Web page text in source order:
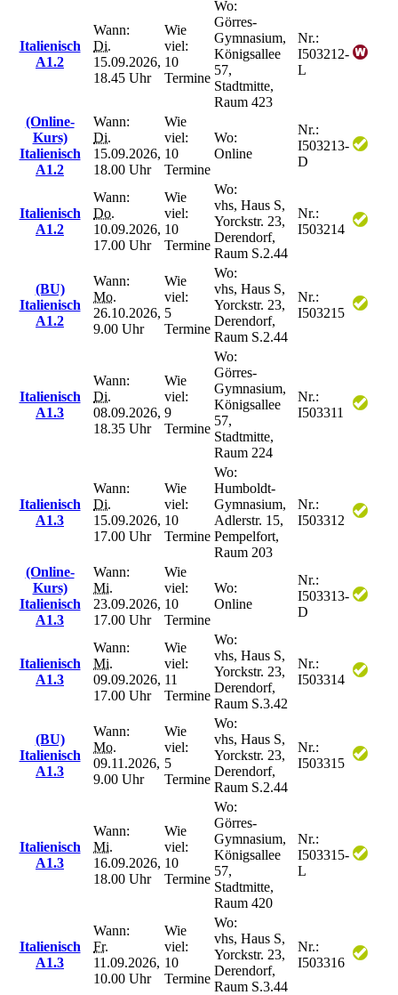
Italienisch
A1.2
Wann:
Di.
15.09.2026,
18.45 Uhr
Wie
viel:
10
Termine
Wo:
Görres-
Gymnasium,
Königsallee
57,
Stadtmitte,
Raum 423
Nr.:
I503212-
L
(Online-
Kurs)
Italienisch
A1.2
Wann:
Di.
15.09.2026,
18.00 Uhr
Wie
viel:
10
Termine
Wo:
Online
Nr.:
I503213-
D
Italienisch
A1.2
Wann:
Do.
10.09.2026,
17.00 Uhr
Wie
viel:
10
Termine
Wo:
vhs, Haus S,
Yorckstr. 23,
Derendorf,
Raum S.2.44
Nr.:
I503214
(BU)
Italienisch
A1.2
Wann:
Mo.
26.10.2026,
9.00 Uhr
Wie
viel:
5
Termine
Wo:
vhs, Haus S,
Yorckstr. 23,
Derendorf,
Raum S.2.44
Nr.:
I503215
Italienisch
A1.3
Wann:
Di.
08.09.2026,
18.35 Uhr
Wie
viel:
9
Termine
Wo:
Görres-
Gymnasium,
Königsallee
57,
Stadtmitte,
Raum 224
Nr.:
I503311
Italienisch
A1.3
Wann:
Di.
15.09.2026,
17.00 Uhr
Wie
viel:
10
Termine
Wo:
Humboldt-
Gymnasium,
Adlerstr. 15,
Pempelfort,
Raum 203
Nr.:
I503312
(Online-
Kurs)
Italienisch
A1.3
Wann:
Mi.
23.09.2026,
17.00 Uhr
Wie
viel:
10
Termine
Wo:
Online
Nr.:
I503313-
D
Italienisch
A1.3
Wann:
Mi.
09.09.2026,
17.00 Uhr
Wie
viel:
11
Termine
Wo:
vhs, Haus S,
Yorckstr. 23,
Derendorf,
Raum S.3.42
Nr.:
I503314
(BU)
Italienisch
A1.3
Wann:
Mo.
09.11.2026,
9.00 Uhr
Wie
viel:
5
Termine
Wo:
vhs, Haus S,
Yorckstr. 23,
Derendorf,
Raum S.2.44
Nr.:
I503315
Italienisch
A1.3
Wann:
Mi.
16.09.2026,
18.00 Uhr
Wie
viel:
10
Termine
Wo:
Görres-
Gymnasium,
Königsallee
57,
Stadtmitte,
Raum 420
Nr.:
I503315-
L
Italienisch
A1.3
Wann:
Fr.
11.09.2026,
10.00 Uhr
Wie
viel:
10
Termine
Wo:
vhs, Haus S,
Yorckstr. 23,
Derendorf,
Raum S.3.44
Nr.:
I503316